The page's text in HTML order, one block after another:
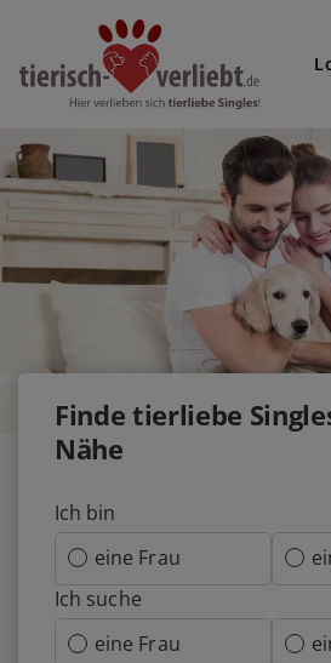
Finde tierliebe
Nähe
Ich bin
eine Frau
Ich suche
eine Frau